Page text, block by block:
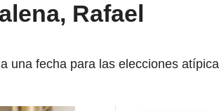
Rafael
una fecha para las elecciones